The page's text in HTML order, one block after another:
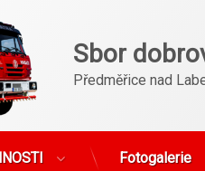
Sbor
Předměřice nad
Fotogalerie